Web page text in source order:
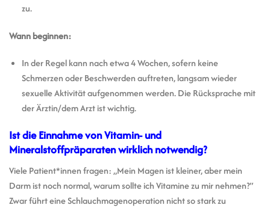
zu.
Wann beginnen:
In der Regel kann nach etwa 4 Wochen, sofern keine
Schmerzen oder Beschwerden auftreten, langsam wieder
sexuelle Aktivität aufgenommen werden. Die Rücksprache mit
der Ärztin/dem Arzt ist wichtig.
Ist die Einnahme von Vitamin- und
Mineralstoffpräparaten wirklich notwendig?
Viele Patient*innen fragen: „Mein Magen ist kleiner, aber mein
Darm ist noch normal, warum sollte ich Vitamine zu mir nehmen?“
Zwar führt eine Schlauchmagenoperation nicht so stark zu